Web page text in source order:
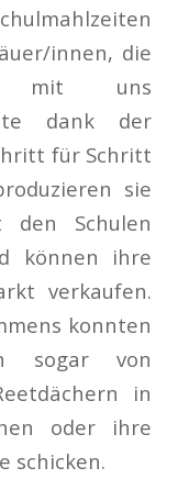
innen, die
mit uns
dank der
für Schritt
sie
Schulen
können ihre
verkaufen.
konnten
sogar von
in
oder ihre
schicken.